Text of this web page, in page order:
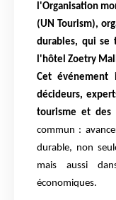
l'Organisation
(UN Tourism),
durables, qui se
l'hôtel Zoetry
Cet événement
décideurs,
tourisme et des
commun :
durable, non
mais aussi
économiques.